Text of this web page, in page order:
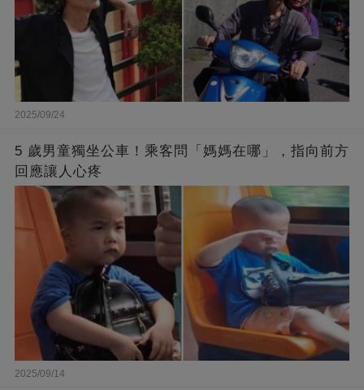
2025/09/24
5 歲男童獨坐公車！乘客問「媽媽在哪」，指向前方
回應讓人心疼
2025/09/14